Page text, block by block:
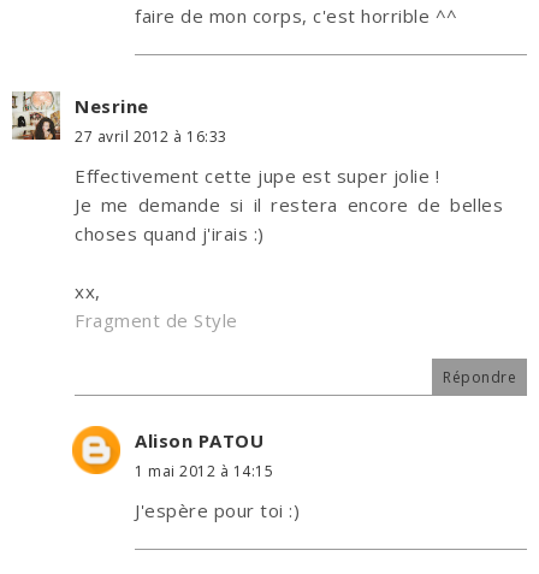
faire de mon corps, c'est horrible ^^
Nesrine
27 avril 2012 à 16:33
Effectivement cette jupe est super jolie !
Je me demande si il restera encore de belles
choses quand j'irais :)
xx,
Fragment de Style
Répondre
Alison PATOU
1 mai 2012 à 14:15
J'espère pour toi :)